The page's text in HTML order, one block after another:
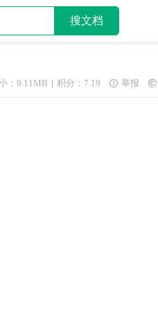
搜文档
：9.11MB 积分：7.19  举报 